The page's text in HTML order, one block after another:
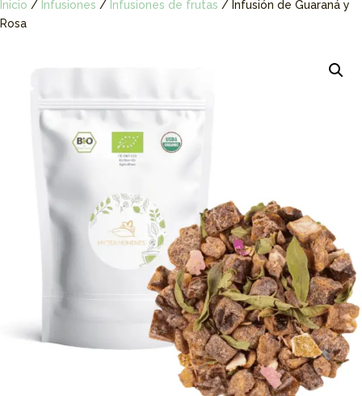
Inicio / Infusiones / Infusiones de frutas / Infusión de Guaraná y
Rosa